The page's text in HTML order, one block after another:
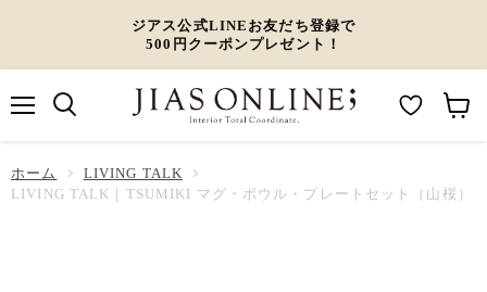
ジアス公式LINEお友だち登録で
500円クーポンプレゼント！
ー
W
ト
ホーム
LIVING TALK
LIVING TALK｜TSUMIKI マグ・ボウル・プレートセット（山桜）